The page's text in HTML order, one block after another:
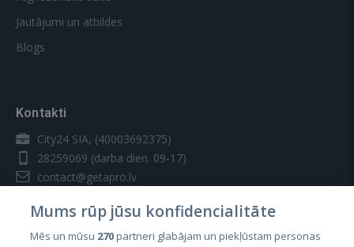
Jautājumi un atbildes
Blogs
Kontakti
City24 SIA, (40003692375)
28259069 (darba dien. 09-17)
contact@getapro.lv
Mums rūp jūsu konfidencialitāte
Mēs un mūsu 270partneri glabājam un piekļūstam personas